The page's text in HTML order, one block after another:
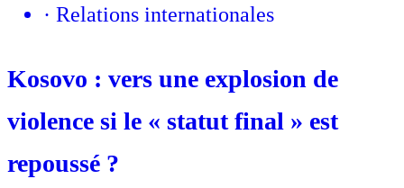
· Relations internationales
Kosovo : vers une explosion de
violence si le « statut final » est
repoussé ?